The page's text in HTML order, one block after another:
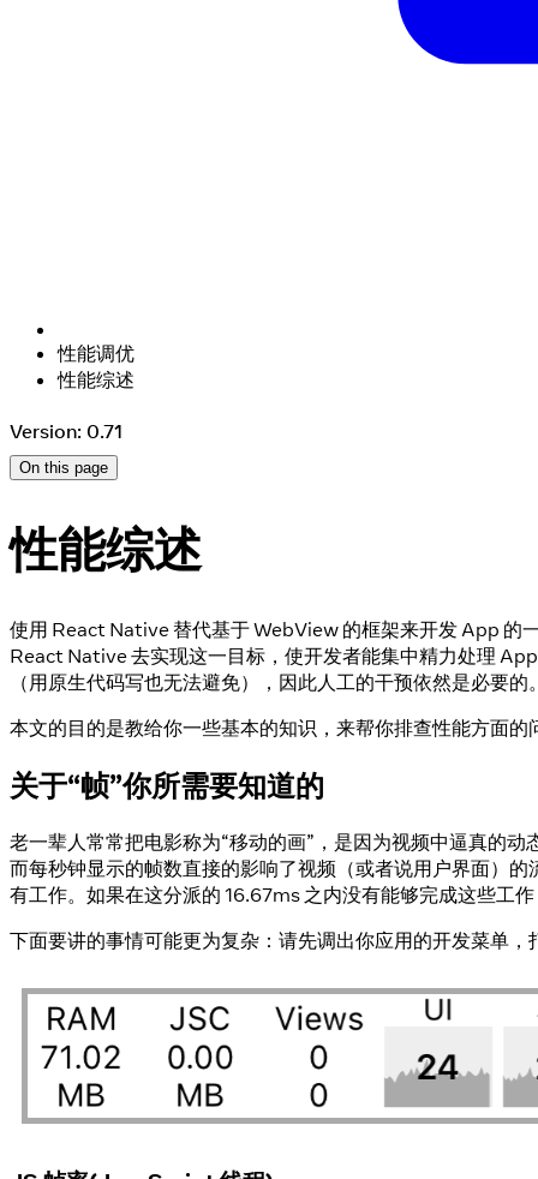
性能调优
性能综述
Version: 0.71
On this page
性能综述
使用 React Native 替代基于 WebView 的框架来开发 App 的
React Native 去实现这一目标，使开发者能集中精力处理
（用原生代码写也无法避免），因此人工的干预依然是必要的
本文的目的是教给你一些基本的知识，来帮你排查性能方面
关于“帧”你所需要知道的
老一辈人常常把电影称为“移动的画”，是因为视频中逼真的
而每秒钟显示的帧数直接的影响了视频（或者说用户界面）
有工作。如果在这分派的 16.67ms 之内没有能够完成这些工
下面要讲的事情可能更为复杂：请先调出你应用的开发菜单，